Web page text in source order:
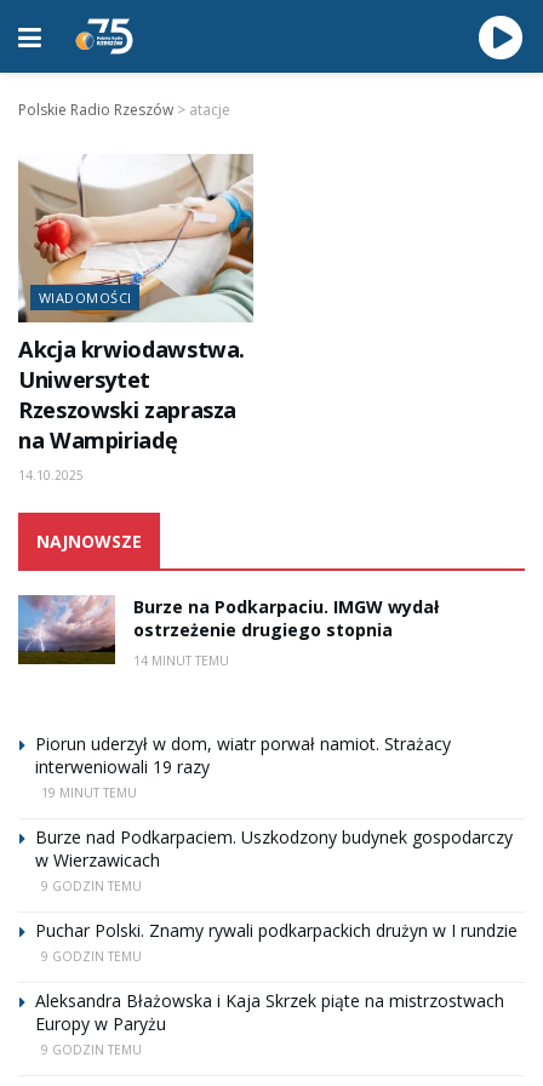
Polskie Radio Rzeszów > atacje
WIADOMOŚCI
Akcja krwiodawstwa.
Uniwersytet
Rzeszowski zaprasza
na Wampiriadę
14.10.2025
NAJNOWSZE
Burze na Podkarpaciu. IMGW wydał
ostrzeżenie drugiego stopnia
14 MINUT TEMU
Piorun uderzył w dom, wiatr porwał namiot. Strażacy
interweniowali 19 razy
19 MINUT TEMU
Burze nad Podkarpaciem. Uszkodzony budynek gospodarczy
w Wierzawicach
9 GODZIN TEMU
Puchar Polski. Znamy rywali podkarpackich drużyn w I rundzie
9 GODZIN TEMU
Aleksandra Błażowska i Kaja Skrzek piąte na mistrzostwach
Europy w Paryżu
9 GODZIN TEMU